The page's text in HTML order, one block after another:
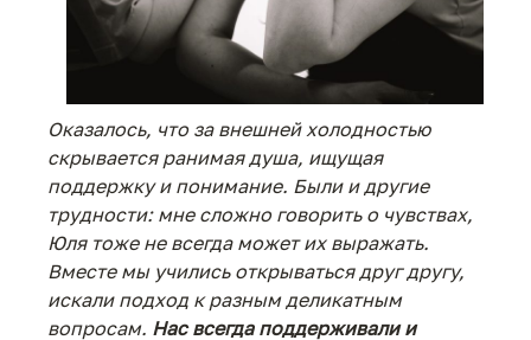
Оказалось, что за внешней холодностью
скрывается ранимая душа, ищущая
поддержку и понимание. Были и другие
трудности: мне сложно говорить о чувствах,
Юля тоже не всегда может их выражать.
Вместе мы учились открываться друг другу,
искали подход к разным деликатным
вопросам. Нас всегда поддерживали и